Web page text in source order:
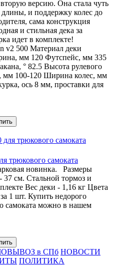
версию. Она стала чуть
и поддержку колес до
сама конструкция
и стильная дека за
идет в комплекте!
v2 500 Материал деки
мм 120 Футспейс, мм 335
° 82.5 Высота рулевого
мм 100-120 Ширина колес, мм
ось 8 мм, проставки для
трюкового самоката
новинка. Размеры
37 см. Стальной тормоз и
Вес деки - 1,16 кг Цвета
1 шт. Купить недорого
самоката можно в нашем
в СПб НОВОСТИ
ПОЛИТИКА